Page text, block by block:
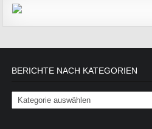
BERICHTE NACH KATEGORIEN
Berichte nach Kategorien